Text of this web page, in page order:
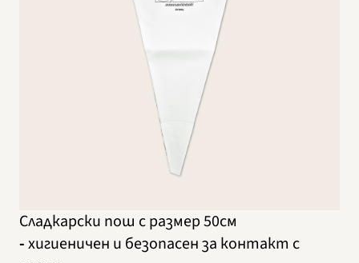
Сладкарски пош с размер 50см
-хигиеничен и безопасен за контакт с